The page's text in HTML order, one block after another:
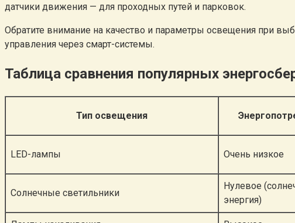
датчики движения — для проходных путей и парковок.
Обратите внимание на качество и параметры освещения при
управления через смарт-системы.
Таблица сравнения популярных
Тип освещения
LED-лампы Очень низкое
Солнечные светильники
Нулевое
энергия)